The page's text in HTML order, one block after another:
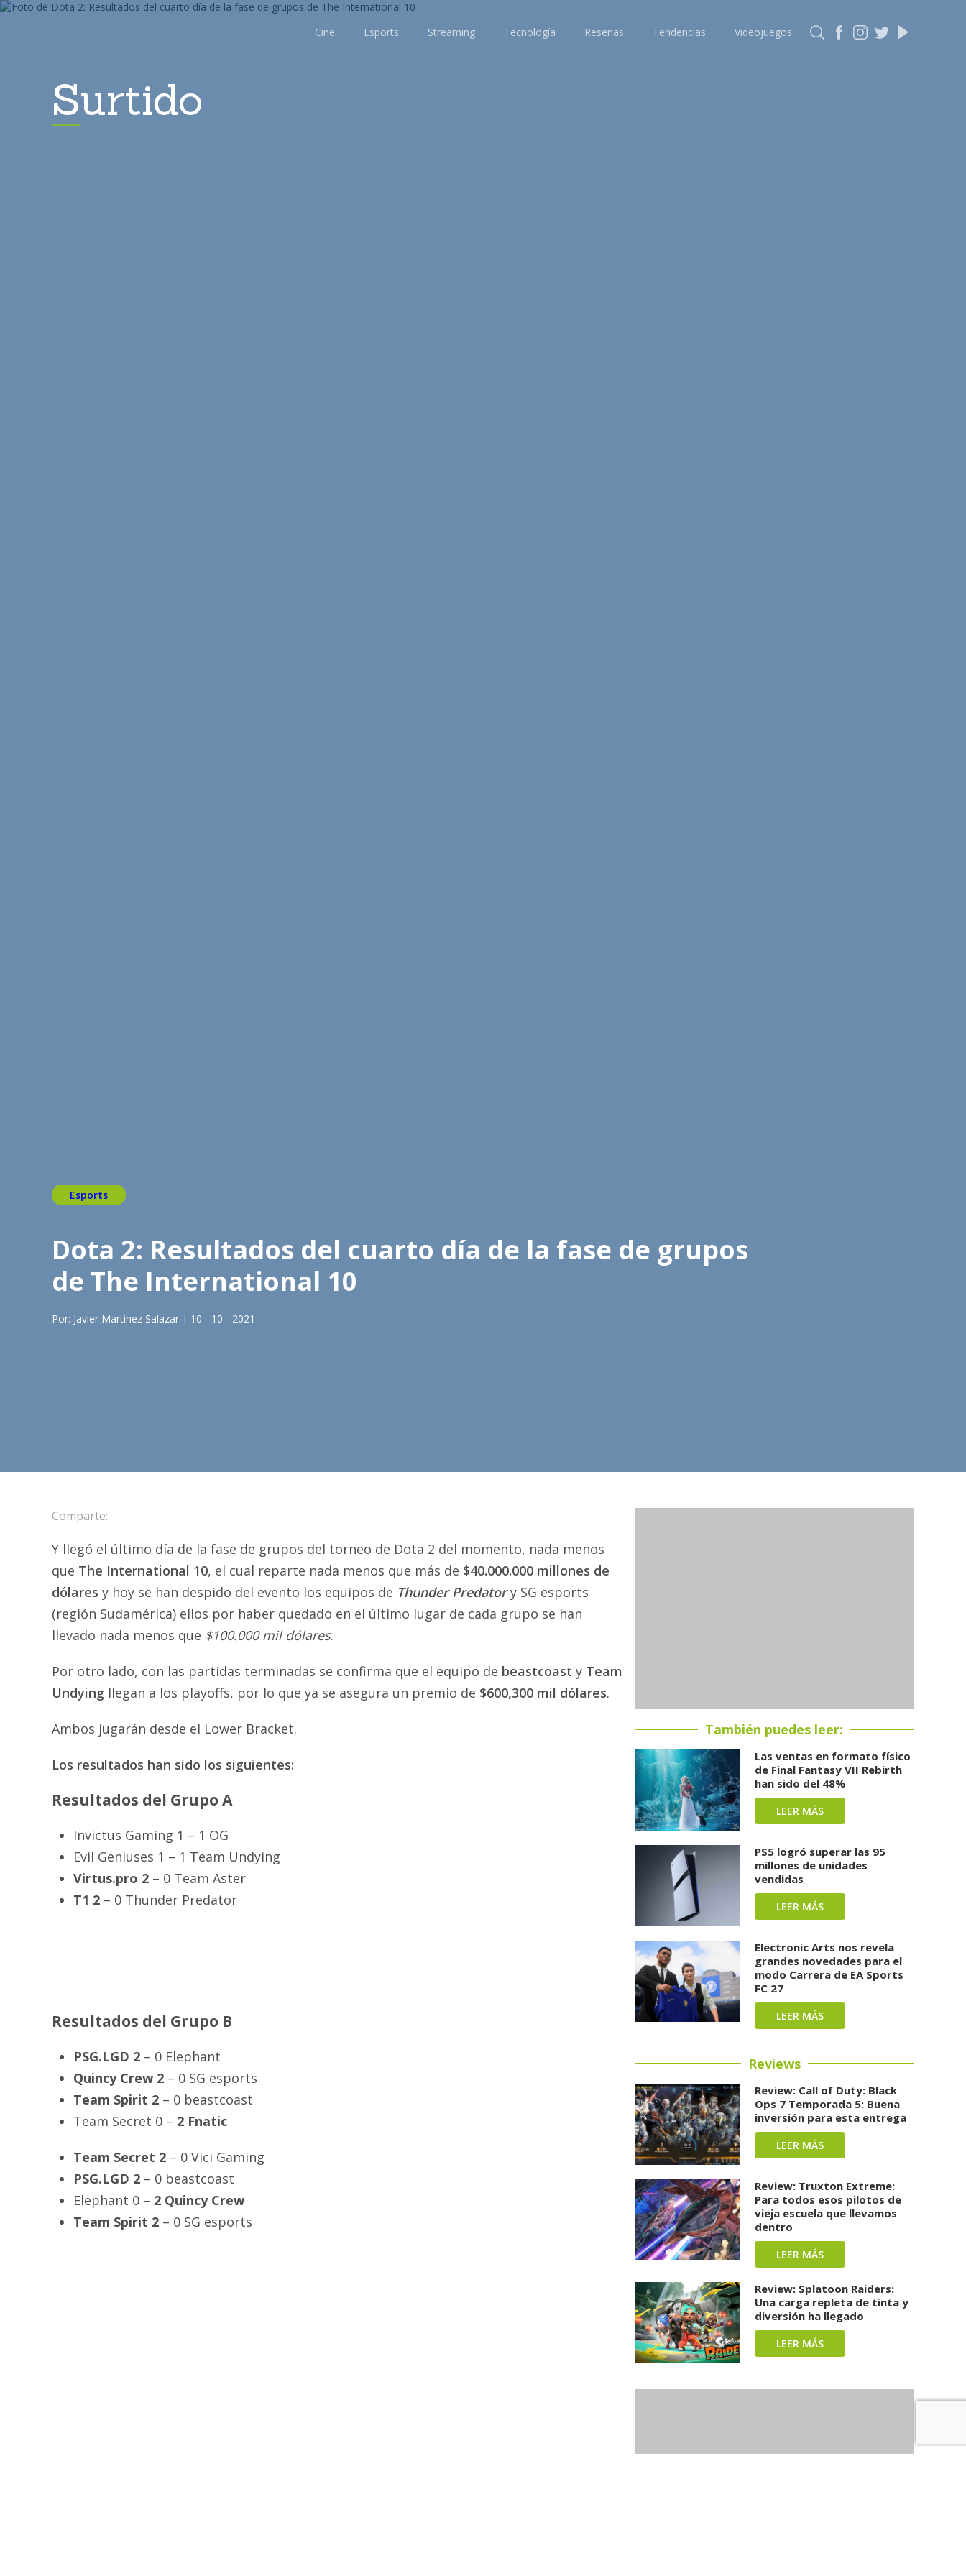
Cine Esports Streaming Tecnología Reseñas Tendencias Videojuegos
Surtido
Esports
Dota 2: Resultados del cuarto día de la fase de grupos
de The International 10
Por: Javier Martinez Salazar | 10 - 10 - 2021
Comparte:
Y llegó el último día de la fase de grupos del torneo de Dota 2 del momento, nada menos
que The International 10, el cual reparte nada menos que más de $40.000.000 millones de
dólares y hoy se han despido del evento los equipos de Thunder Predatory SG esports
(región Sudamérica) ellos por haber quedado en el último lugar de cada grupo se han
llevado nada menos que $100.000 mil dólares.
Por otro lado, con las partidas terminadas se confirma que el equipo de beastcoast y Team
Undying llegan a los playoffs, por lo que ya se asegura un premio de $600,300 mil dólares.
Ambos jugarán desde el Lower Bracket.
Los resultados han sido los siguientes:
Resultados del Grupo A
Invictus Gaming 1 – 1 OG
Evil Geniuses 1 – 1 Team Undying
Virtus.pro 2 – 0 Team Aster
T1 2 – 0 Thunder Predator
Resultados del Grupo B
PSG.LGD 2 – 0 Elephant
Quincy Crew 2 – 0 SG esports
Team Spirit 2 – 0 beastcoast
Team Secret 0 – 2 Fnatic
Team Secret 2 – 0 Vici Gaming
PSG.LGD 2 – 0 beastcoast
Elephant 0 – 2 Quincy Crew
Team Spirit 2 – 0 SG esports
También puedes leer:
Las ventas en formato físico
de Final Fantasy VII Rebirth
han sido del 48%
LEER MÁS
PS5 logró superar las 95
millones de unidades
vendidas
LEER MÁS
Electronic Arts nos revela
grandes novedades para el
modo Carrera de EA Sports
FC 27
LEER MÁS
Reviews
Review: Call of Duty: Black
Ops 7 Temporada 5: Buena
inversión para esta entrega
LEER MÁS
Review: Truxton Extreme:
Para todos esos pilotos de
vieja escuela que llevamos
dentro
LEER MÁS
Review: Splatoon Raiders:
Una carga repleta de tinta y
diversión ha llegado
LEER MÁS